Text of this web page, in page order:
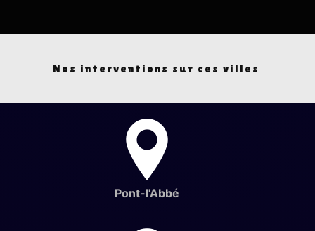
Nos interventions sur ces villes
Pont-l'Abbé